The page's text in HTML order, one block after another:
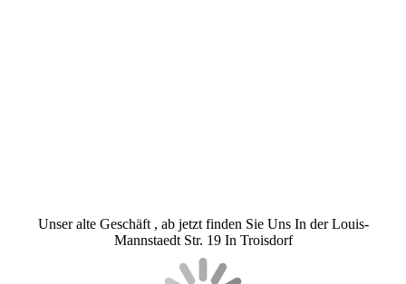
Unser alte Geschäft , ab jetzt finden Sie Uns In der Louis-
Mannstaedt Str. 19 In Troisdorf